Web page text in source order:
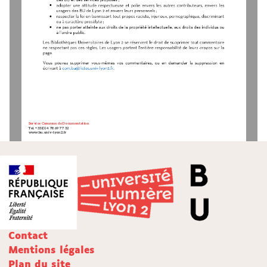



Service
Commun de Documentation
Tel. +33(0) 4 78 69 77 32
bu. univ lyon2.fr
Contact
Mentions légales
Plan du site